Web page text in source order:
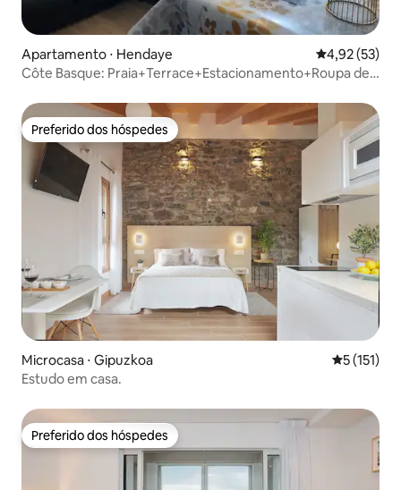
Apartamento ⋅ Hendaye 4,92 de uma
4,92 (53)
Côte Basque: Praia+Terrace+Estacionamento+Roupa de
Preferido dos hóspedes
Preferido dos hóspedes
Microcasa ⋅ Gipuzkoa 5 de uma
5 (151)
Estudo em casa.
Preferido dos hóspedes
Preferido dos hóspedes